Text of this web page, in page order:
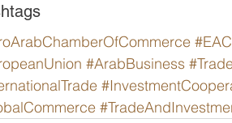
#ArabBusiness